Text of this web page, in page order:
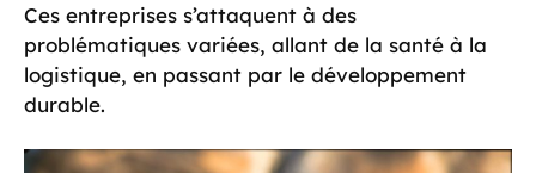
Ces entreprises s’attaquent à des
problématiques variées, allant de la santé à la
logistique, en passant par le développement
durable.